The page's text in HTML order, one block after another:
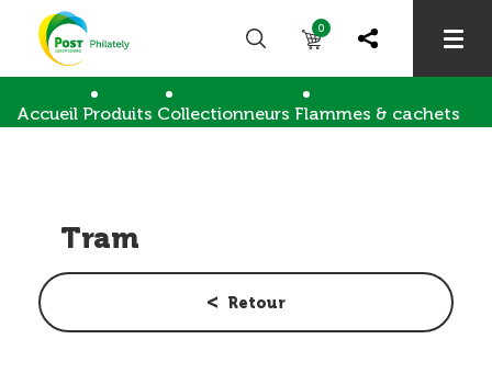
0
Accueil Produits Collectionneurs Flammes & cachets
Tram
Retour